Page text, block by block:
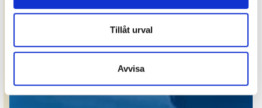
Tillåt urval
Avvisa